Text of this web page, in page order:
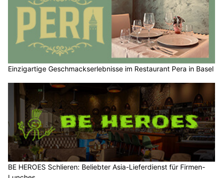
Einzigartige Geschmackserlebnisse im Restaurant Pera in Basel
BE HEROES Schlieren: Beliebter Asia-Lieferdienst für Firmen-